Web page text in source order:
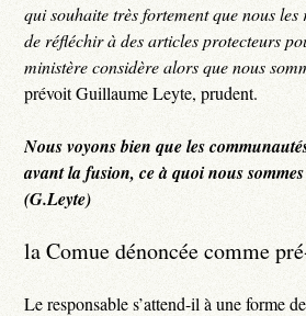
qui souhaite très fortement que nous
de réfléchir à des articles protecteurs
ministère considère alors que nous
prévoit Guillaume Leyte, prudent.
Nous voyons bien que les
avant la fusion, ce à quoi nous
(G.Leyte)
la Comue dénoncée comme
Le responsable s’attend-il à une forme